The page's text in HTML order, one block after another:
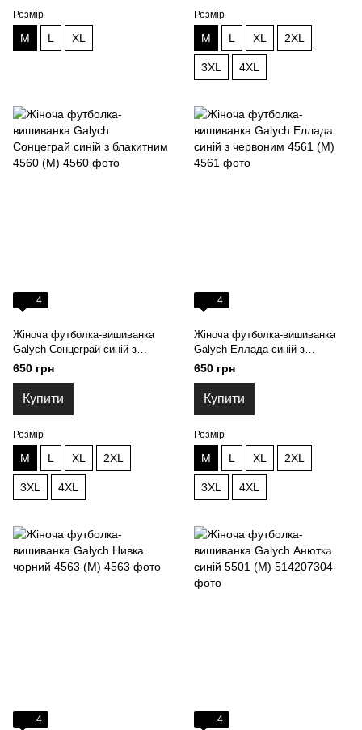
Розмір
M L XL
Розмір
M L XL 2XL
3XL 4XL
4
Жіноча футболка-вишиванка
Galych Сонцеграй синій з
блакитним 4560 (M)
650 грн
Купити
Розмір
M L XL 2XL
3XL 4XL
4
Жіноча футболка-вишиванка
Galych Еллада синій з
червоним 4561 (M)
650 грн
Купити
Розмір
M L XL 2XL
3XL 4XL
4
4